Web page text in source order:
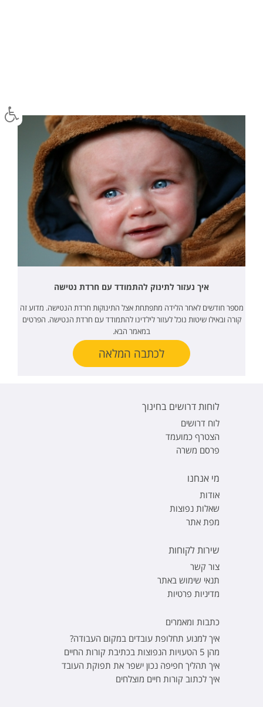
איך נעזור לתינוק להתמודד עם חרדת נטישה
מספר חודשים לאחר הלידה מתפתחת אצל התינוקות חרדת הנטישה. מדוע זה
קורה ובאילו שיטות נוכל לעזור לילדינו להתמודד עם חרדת הנטישה. הפרטים
במאמר הבא.
לכתבה המלאה
לוחות דרושים בחינוך
לוח דרושים
הצטרף כמועמד
פרסם משרה
מי אנחנו
אודות
שאלות נפוצות
מפת אתר
שירות לקוחות
צור קשר
תנאי שימוש באתר
מדיניות פרטיות
כתבות ומאמרים
איך למנוע תחלופת עובדים במקום העבודה?
מהן 5 הטעויות הנפוצות בכתיבת קורות החיים
איך תהליך חפיפה נכון ישפר את תפוקת העובד
איך לכתוב קורות חיים מוצלחים